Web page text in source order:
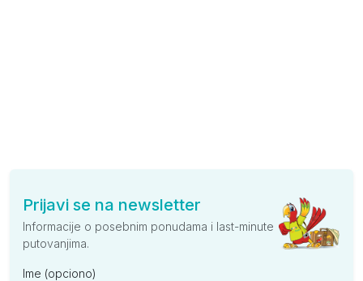
Prijavi se na newsletter
Informacije o posebnim ponudama i last-minute
putovanjima.
Ime (opciono)